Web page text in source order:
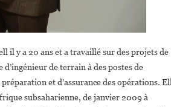
il y a 20 ans et a travaillé sur des projets de
de terrain à des postes de
et d’assurance des opérations.
subsaharienne, de janvier 2009 à